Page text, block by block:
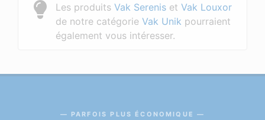
Les produitsVak Serenis etVak Louxor
de notre catégorieVak Unik pourraient
également vous intéresser.
PARFOIS PLUS ÉCONOMIQUE